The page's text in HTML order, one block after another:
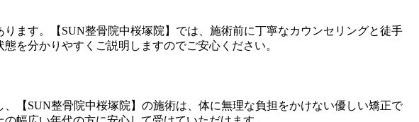
ます。【SUN整骨院中桜塚院】では、施術前に丁寧なカウンセリングと徒手
を分かりやすくご説明しますのでご安心ください。
【SUN整骨院中桜塚院】の施術は、体に無理な負担をかけない優しい矯正で